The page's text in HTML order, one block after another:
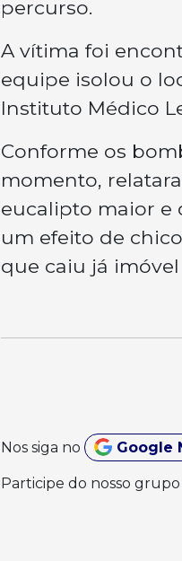
percurso.
A vítima foi
equipe isolou o
Instituto Médico
Conforme os
momento,
eucalipto maior e
um efeito de
que caiu já
Nos siga no Google
Participe do nosso